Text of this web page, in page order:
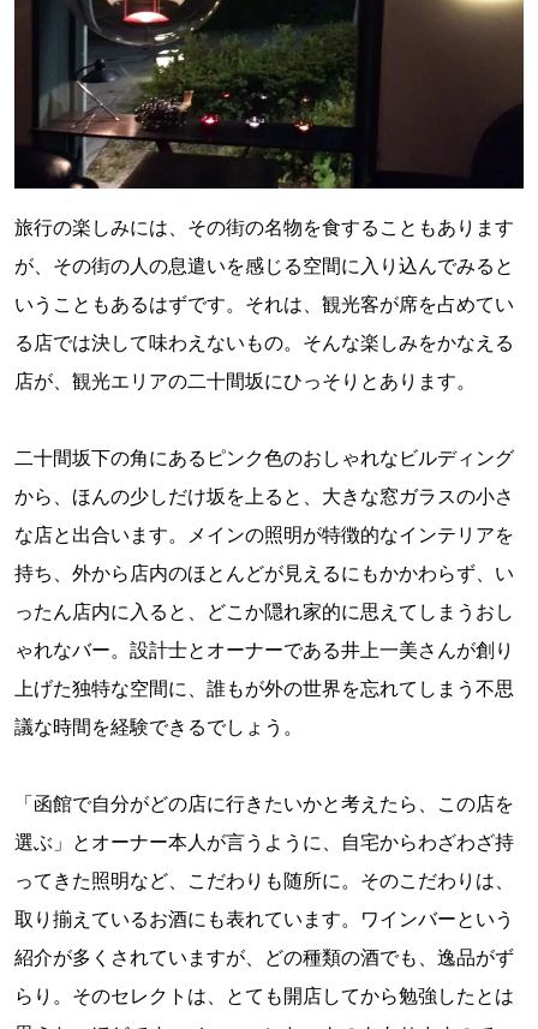
旅行の楽しみには、その街の名物を食することもあります
が、その街の人の息遣いを感じる空間に入り込んでみると
いうこともあるはずです。それは、観光客が席を占めてい
る店では決して味わえないもの。そんな楽しみをかなえる
店が、観光エリアの二十間坂にひっそりとあります。
二十間坂下の角にあるピンク色のおしゃれなビルディング
から、ほんの少しだけ坂を上ると、大きな窓ガラスの小さ
な店と出合います。メインの照明が特徴的なインテリアを
持ち、外から店内のほとんどが見えるにもかかわらず、い
ったん店内に入ると、どこか隠れ家的に思えてしまうおし
ゃれなバー。設計士とオーナーである井上一美さんが創り
上げた独特な空間に、誰もが外の世界を忘れてしまう不思
議な時間を経験できるでしょう。
「函館で自分がどの店に行きたいかと考えたら、この店を
選ぶ」とオーナー本人が言うように、自宅からわざわざ持
ってきた照明など、こだわりも随所に。そのこだわりは、
取り揃えているお酒にも表れています。ワインバーという
紹介が多くされていますが、どの種類の酒でも、逸品がず
らり。そのセレクトは、とても開店してから勉強したとは